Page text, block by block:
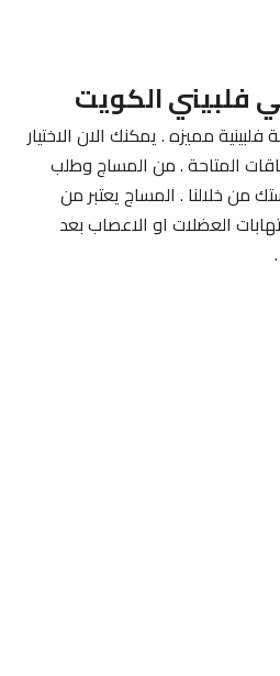
فلبيني الكويت
مميزه . يمكنك الان الاختيار
المتاحة . من المساج وطلب
من خلالنا . المساج يعتبر من
العضلات او الاعصاب بعد